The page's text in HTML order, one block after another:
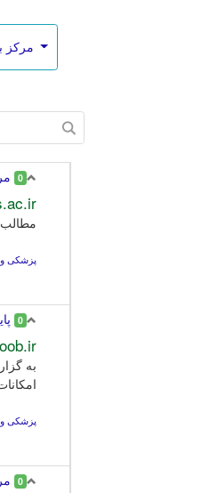
0
پزشکی
0
به
پزشکی
0